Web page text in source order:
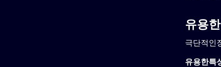
유용
극단적인
유용한특